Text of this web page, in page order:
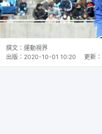
撰文： 運動視界
出版： 2020-10-01 10:20 更新：